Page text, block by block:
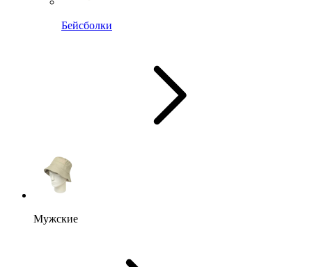
Бейсболки
Мужские